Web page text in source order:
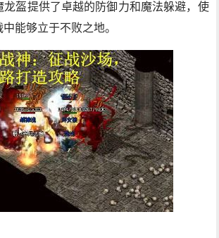
龙盔提供了卓越的防御力和魔法躲避，使
能够立于不败之地。